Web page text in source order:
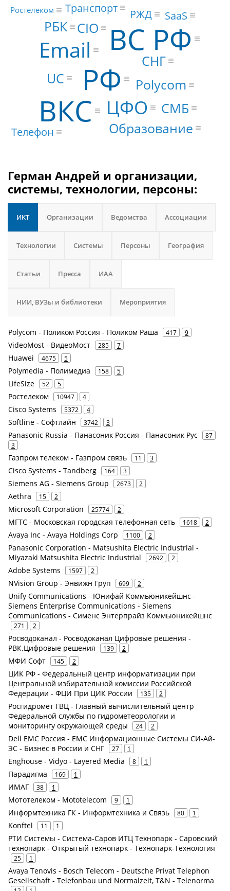
РФ
ВС РФ
ВКС
Email
ЦФО
Polycom
UC
СНГ
Образование
CIO
СМБ
РБК
SaaS
РЖД
Телефон
Транспорт
Ростелеком
Герман Андрей и организации,
системы, технологии, персоны:
ИКТ Организации Ведомства Ассоциации
Технологии Системы Персоны География
Статьи Пресса ИАА
НИИ, ВУЗы и библиотеки Мероприятия
Polycom - Поликом Россия - Поликом Раша 417 9
VideoMost - ВидеоМост 285 7
Huawei 4675 5
Polymedia - Полимедиа 158 5
LifeSize 52 5
Ростелеком 10947 4
Cisco Systems 5372 4
Softline - Софтлайн 3742 3
Panasonic Russia - Панасоник Россия - Панасоник Рус
87
3
Газпром телеком - Газпром связь 11 3
Cisco Systems - Tandberg 164 3
Siemens AG - Siemens Group 2673 2
Aethra 15 2
Microsoft Corporation 25774 2
МГТС - Московская городская телефонная сеть 1618 2
Avaya Inc - Avaya Holdings Corp 1100 2
Panasonic Corporation - Matsushita Electric Industrial -
Miyazaki Matsushita Electric Industrial
2692 2
Adobe Systems 1597 2
NVision Group - Энвижн Груп 699 2
Unify Communications - Юнифай Коммьюникейшнс -
Siemens Enterprise Communications - Siemens
Communications - Сименс Энтерпрайз Коммьюникейшнс
271 2
Росводоканал - Росводоканал Цифровые решения -
РВК.Цифровые решения
139 2
МФИ Софт 145 2
ЦИК РФ - Федеральный центр информатизации при
Центральной избирательной комиссии Российской
Федерации - ФЦИ При ЦИК России
135 2
Росгидромет ГВЦ - Главный вычислительный центр
Федеральной службы по гидрометеорологии и
мониторингу окружающей среды
24 2
Dell EMC Россия - ЕМС Информационные Системы СИ-Ай-
ЭС - Бизнес в России и СНГ
27 1
Enghouse - Vidyo - Layered Media 8 1
Парадигма 169 1
ИМАГ 38 1
Мототелеком - Mototelecom 9 1
Информтехника ГК - Информтехника и Связь 80 1
Konftel 11 1
РТИ Системы - Система-Саров ИТЦ Технопарк - Саровский
технопарк - Открытый технопарк - Технопарк-Технология
25 1
Avaya Tenovis - Bosch Telecom - Deutsche Privat Telephon
Gesellschaft - Telefonbau und Normalzeit, T&N - Telenorma